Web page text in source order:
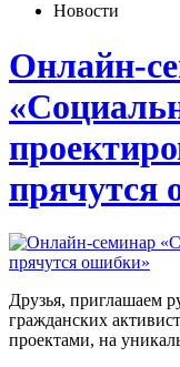
Новости
Онлайн-
прячутся
Друзья, приглашаем
гражданских
проектами, на